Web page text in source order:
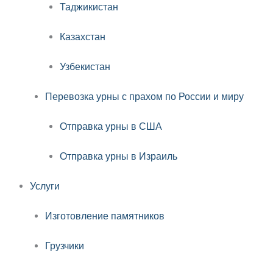
Таджикистан
Казахстан
Узбекистан
Перевозка урны с прахом по России и миру
Отправка урны в США
Отправка урны в Израиль
Услуги
Изготовление памятников
Грузчики